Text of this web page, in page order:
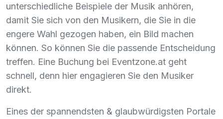
unterschiedliche Beispiele der Musik anhören,
damit Sie sich von den Musikern, die Sie in die
engere Wahl gezogen haben, ein Bild machen
können. So können Sie die passende Entscheidung
treffen. Eine Buchung bei Eventzone.at geht
schnell, denn hier engagieren Sie den Musiker
direkt.
Eines der spannendsten & glaubwürdigsten Portale